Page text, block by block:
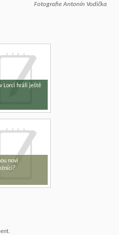
Fotografie Antonín Vodička
Lorci hráli ještě
noví